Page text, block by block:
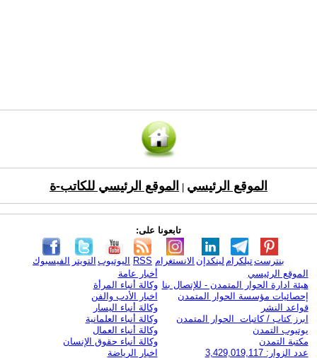
الموقع الرئيسي الموقع الرئيسي للكاتب-ة
تابعونا على:
الفيسبوك التويتر اليوتيوب RSS الانستغرام لينكدإن تيلكرامبنترست
الموقع الرئيسي
هيئة ادارة الحوار المتمدن - للإتصال بنا
إحصائيات مؤسسة الحوار المتمدن
قواعد النشر
ابرز كتاب / كاتبات الحوار المتمدن
يوتيوب التمدن
مكتبة التمدن
عدد الزوار: 3,429,019,117
أخبار عامة
وكالة أنباء المرأة
اخبار الأدب والفن
وكالة أنباء اليسار
وكالة أنباء العلمانية
وكالة أنباء العمال
وكالة أنباء حقوق الإنسان
اخبار الرياضة